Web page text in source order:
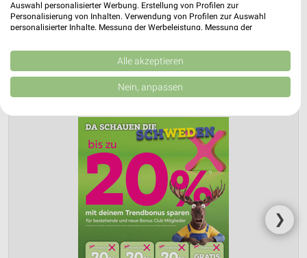
❯
Auswahl personalisierter Werbung. Erstellung von Profilen zur
Personalisierung von Inhalten. Verwendung von Profilen zur Auswahl
personalisierter Inhalte. Messung der Werbeleistung. Messung der
Kombinationen von Daten aus verschiedenen Quellen. Entwicklung und
Verbesserung der Angebote. Verwendung reduzierter Daten zur Auswahl
von Inhalten.
Daten können außerhalb der Europäischen Union weitergegeben und in die
USA gesendet werden.
Website/App.
Partnerliste anzeigen (1 IAB-Anbieter)
Wir nutzen Ihre Daten für folgende Zwecke:
IAB-Verarbeitungszwecke:
Speichern von oder Zugriff auf Informationen
auf einem Endgerät
Verwendung reduzierter Daten zur Auswahl von
Werbeanzeigen
Alle akzeptieren
Nein, anpassen